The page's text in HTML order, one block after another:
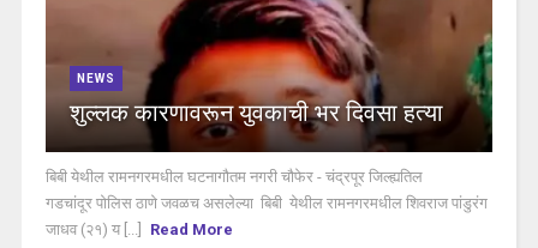
NEWS
शुल्लक कारणावरून युवकाची भर दिवसा हत्या
बिबी येथील रामनगरमधील घटनागौतम नगरी चौफेर - चंद्रपूर जिल्ह्यतिल
गडचांदूर पोलिस ठाणे जवळच असलेल्या बिबी येथील रामनगरमधील शिवराज पांडुरंग
जाधव (२१) य [...]
Read More